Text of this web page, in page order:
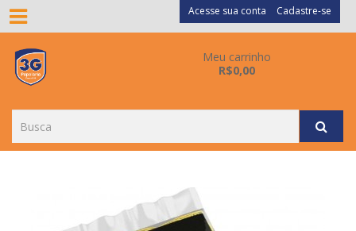
Acesse sua conta Cadastre-se
Meu carrinho
R$0,00